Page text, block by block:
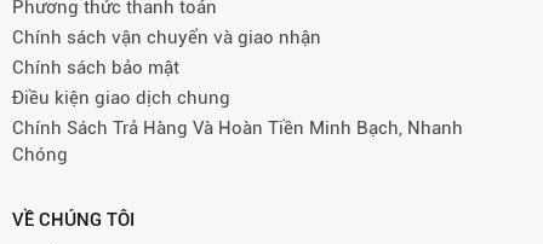
Phương thức thanh toán
Chính sách vận chuyển và giao nhận
Chính sách bảo mật
Điều kiện giao dịch chung
Chính Sách Trả Hàng Và Hoàn Tiền Minh Bạch, Nhanh
Chóng
VỀ CHÚNG TÔI